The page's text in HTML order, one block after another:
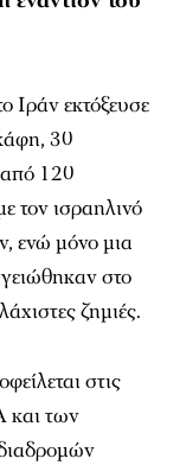
Ιράν εκτόξευσε
30
120
τον ισραηλινό
ενώ μόνο μια
στο
ζημιές.
στις
και των